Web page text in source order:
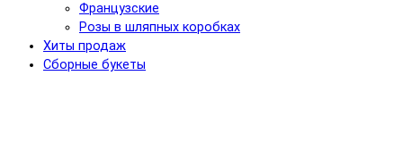
Французские
Розы в шляпных коробках
Хиты продаж
Сборные букеты